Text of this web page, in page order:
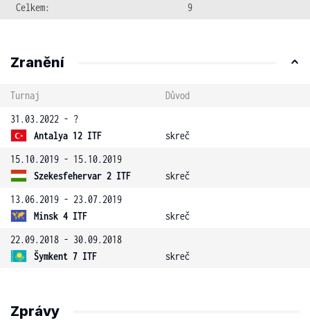
Celkem:
9
Zranění
Turnaj
Důvod
31.03.2022 - ?
Antalya 12 ITF
skreč
15.10.2019 - 15.10.2019
Szekesfehervar 2 ITF
skreč
13.06.2019 - 23.07.2019
Minsk 4 ITF
skreč
22.09.2018 - 30.09.2018
Šymkent 7 ITF
skreč
Zprávy